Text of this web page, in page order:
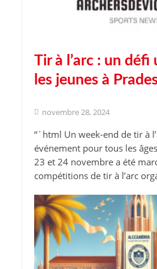
Tir à l’arc : un défi
les jeunes à
novembre 28, 2024
“`html Un week-end de tir à
événement pour tous les
23 et 24 novembre a été
compétitions de tir à l’arc